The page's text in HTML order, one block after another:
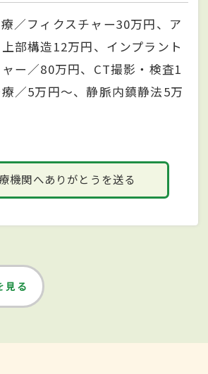
／フィクスチャー30万円、ア
部構造12万円、インプラント
ー／80万円、CT撮影・検査1
／5万円～、静脈内鎮静法5万
機関へありがとうを送る
見る